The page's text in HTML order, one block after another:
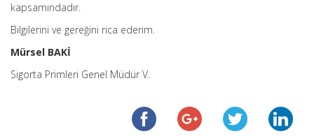
kapsamındadır.
Bilgilerini ve gereğini rica ederim.
Mürsel BAKİ
Sigorta Primleri Genel Müdür V.